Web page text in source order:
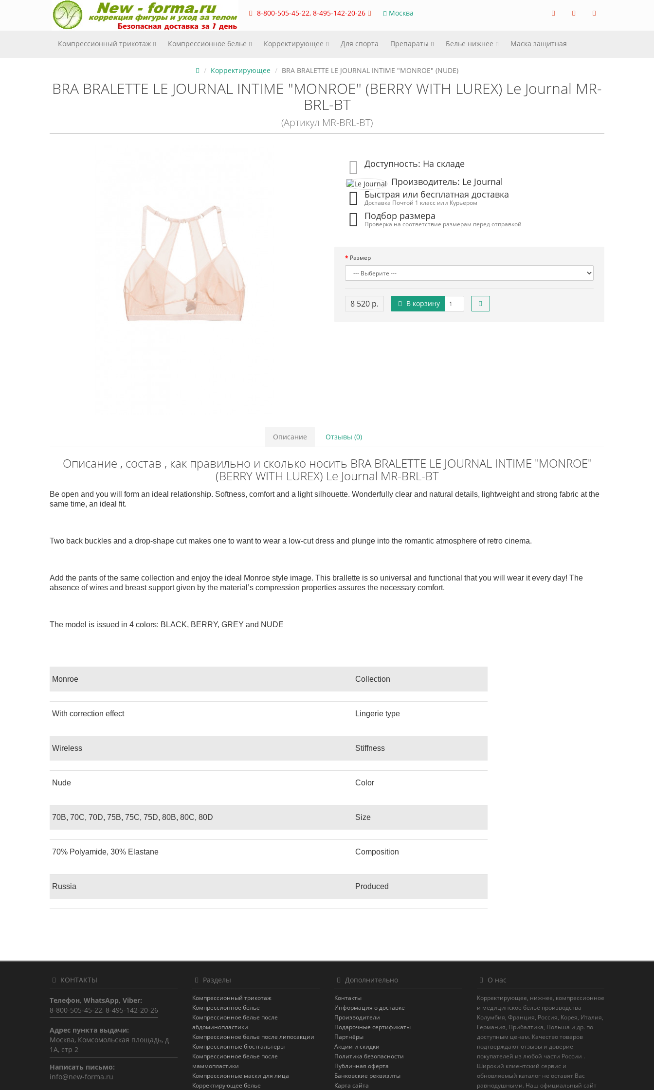
8-800-505-45-22, 8-495-142-20-26 Москва
Компрессионный трикотаж Компрессионное белье Корректирующее Для спорта Препараты Белье нижнее Маска защитная
Корректирующее BRA BRALETTE LE JOURNAL INTIME "MONROE" (NUDE)
BRA BRALETTE LE JOURNAL INTIME "MONROE" (BERRY WITH LUREX) Le Journal MR-
BRL-BT
(Артикул MR-BRL-BT)
Доступность: На складе
Производитель: Le Journal
Быстрая или бесплатная доставка
Доставка Почтой 1 класс или Курьером
Подбор размера
Проверка на соответствие размерам перед отправкой
Размер
8 520 р. В корзину
Описание Отзывы (0)
Описание , состав , как правильно и сколько носить BRA BRALETTE LE JOURNAL INTIME "MONROE"
(BERRY WITH LUREX) Le Journal MR-BRL-BT
Be open and you will form an ideal relationship. Softness, comfort and a light silhouette. Wonderfully clear and natural details, lightweight and strong fabric at the
same time, an ideal fit.
Two back buckles and a drop-shape cut makes one to want to wear a low-cut dress and plunge into the romantic atmosphere of retro cinema.
Add the pants of the same collection and enjoy the ideal Monroe style image. This brallette is so universal and functional that you will wear it every day! The
absence of wires and breast support given by the material’s compression properties assures the necessary comfort.
The model is issued in 4 colors: BLACK, BERRY, GREY and NUDE
Collection
Monroe
Lingerie type
With correction effect
Stiffness
Wireless
Color
Nude
Size
70B, 70C, 70D, 75B, 75C, 75D, 80B, 80C, 80D
Сomposition
70% Polyamide, 30% Elastane
Produced
Russia
КОНТАКТЫ
Телефон, WhatsApp, Viber:
8-800-505-45-22, 8-495-142-20-26
Адрес пункта выдачи:
Москва, Комсомольская площадь, д
1А, стр 2
Написать письмо:
info@new-forma.ru
Разделы
Компрессионный трикотаж
Компрессионное белье
Компрессионное белье после
абдоминопластики
Компрессионное белье после липосакции
Компрессионные бюстгальтеры
Компрессионное белье после
маммопластики
Компрессионные маски для лица
Корректирующее белье
Дополнительно
Контакты
Информация о доставке
Производители
Подарочные сертификаты
Партнёры
Акции и скидки
Политика безопасности
Публичная оферта
Банковские реквизиты
Карта сайта
О нас
Корректирующее, нижнее, компрессионное
и медицинское белье производства
Колумбия, Франция, Россия, Корея, Италия,
Германия, Прибалтика, Польша и др. по
доступным ценам. Качество товаров
подтверждают отзывы и доверие
покупателей из любой части России .
Широкий клиентский сервис и
обновляемый каталог не оставят Вас
равнодушными. Наш официальный сайт